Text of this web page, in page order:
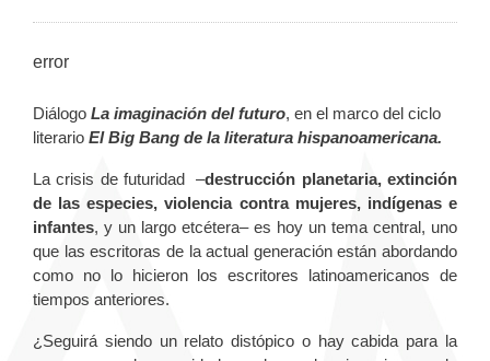
error
Diálogo La imaginación del futuro, en el marco del ciclo
literario El Big Bang de la literatura hispanoamericana.
La crisis de futuridad –destrucción planetaria, extinción
de las especies, violencia contra mujeres, indígenas e
infantes, y un largo etcétera– es hoy un tema central, uno
que las escritoras de la actual generación están abordando
como no lo hicieron los escritores latinoamericanos de
tiempos anteriores.
¿Seguirá siendo un relato distópico o hay cabida para la